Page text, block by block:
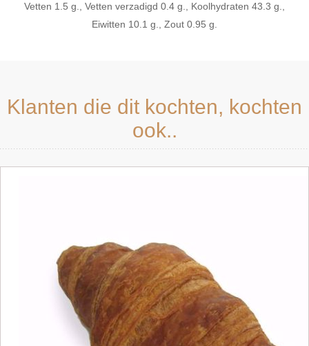
Vetten 1.5 g., Vetten verzadigd 0.4 g., Koolhydraten 43.3 g.,
Eiwitten 10.1 g., Zout 0.95 g.
Klanten die dit kochten, kochten
ook..